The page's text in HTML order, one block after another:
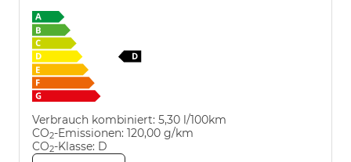
Verbrauch kombiniert: 5,30 l/100km
CO2-Emissionen: 120,00 g/km
CO2-Klasse: D